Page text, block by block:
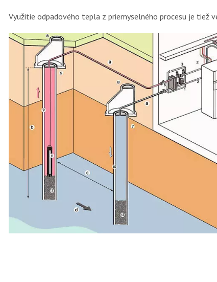
Využitie odpadového tepla z priemyselného procesu je tiež